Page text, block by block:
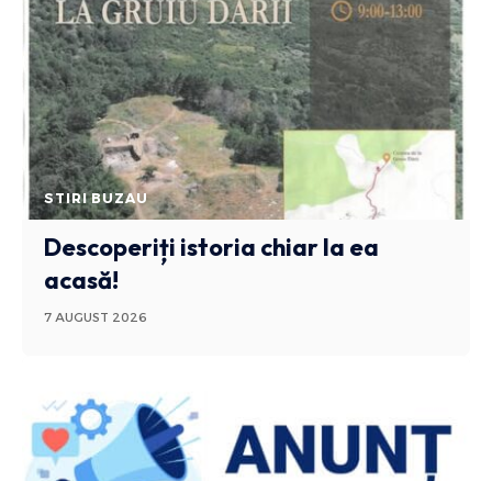
STIRI BUZAU
Descoperiți istoria chiar la ea
acasă!
7 AUGUST 2026